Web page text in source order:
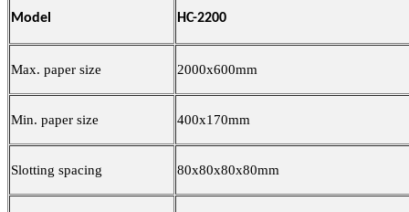
Model HC-2200
Max. paper size 2000x600mm
Min. paper size 400x170mm
Slotting spacing 80x80x80x80mm